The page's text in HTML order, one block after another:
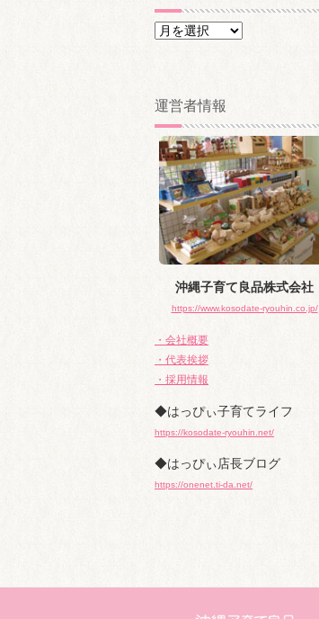
ア
ブ
運営者情報
沖縄子育て良品株式会社
https://www.kosodate-ryouhin.co.jp/
・会社概要
・代表挨拶
・採用情報
◆はっぴぃ子育てライフ
https://kosodate-ryouhin.net/
◆はっぴぃ店長ブログ
https://onenet.ti-da.net/